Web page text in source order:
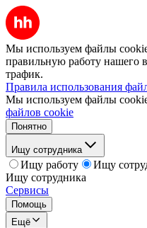
Мы используем файлы
правильную работу нашего
трафик.
Правила использования
Мы используем файлы
файлов cookie
Понятно
Ищу сотрудника
Ищу работу
Ищу
Ищу сотрудника
Сервисы
Помощь
Ещё